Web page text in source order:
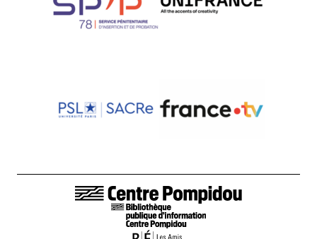
LIENS DE BAS DE PAGE